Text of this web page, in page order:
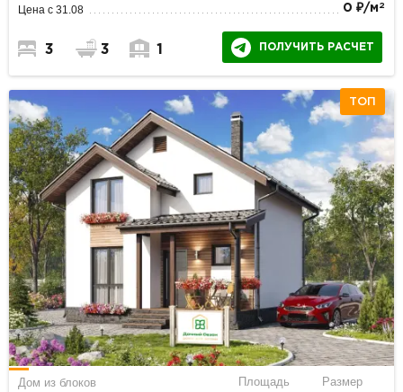
Цена с 31.08 0 ₽/м 2
3 3 1 ПОЛУЧИТЬ РАСЧЕТ
ТОП
Дом из блоков Площадь Размер